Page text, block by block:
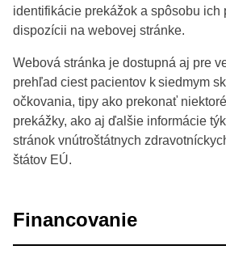
identifikácie prekážok a spôsobu ich
dispozícii na webovej stránke.
Webová stránka je dostupná aj pre
prehľad ciest pacientov k siedmym
očkovania, tipy ako prekonať
prekážky, ako aj ďalšie informácie
stránok vnútroštátnych
štátov EÚ.
Financovanie